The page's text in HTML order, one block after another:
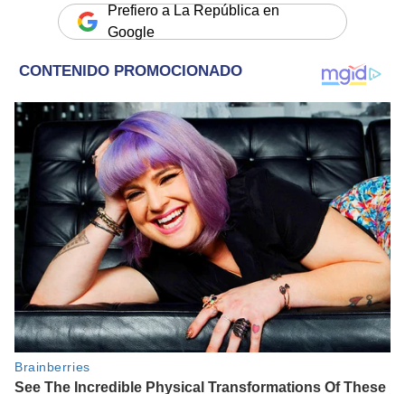
Prefiero a La República en
Google